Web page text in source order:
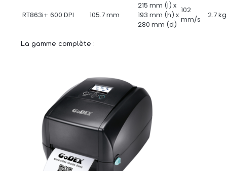
RT863i+ 600 DPI 105.7 mm
215 mm (l) x
193 mm (h) x
280 mm (d)
102
mm/s
2.7 kg
La gamme complète :